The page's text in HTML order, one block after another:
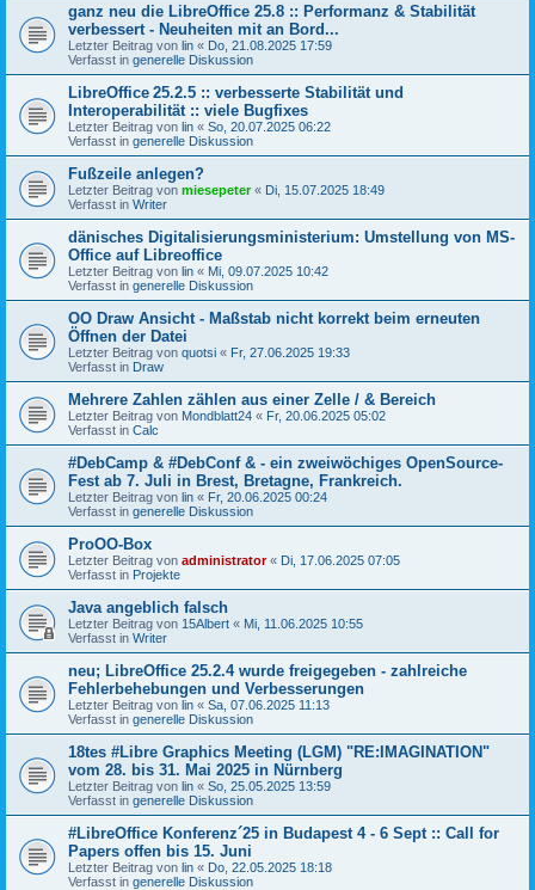
ganz neu die LibreOffice 25.8 :: Performanz & Stabilität
verbessert - Neuheiten mit an Bord...
Letzter Beitrag von lin « Do, 21.08.2025 17:59
Verfasst in generelle Diskussion
LibreOffice 25.2.5 :: verbesserte Stabilität und
Interoperabilität :: viele Bugfixes
Letzter Beitrag von lin « So, 20.07.2025 06:22
Verfasst in generelle Diskussion
Fußzeile anlegen?
Letzter Beitrag von miesepeter« Di, 15.07.2025 18:49
Verfasst in Writer
dänisches Digitalisierungsministerium: Umstellung von MS-
Office auf Libreoffice
Letzter Beitrag von lin « Mi, 09.07.2025 10:42
Verfasst in generelle Diskussion
OO Draw Ansicht - Maßstab nicht korrekt beim erneuten
Öffnen der Datei
Letzter Beitrag von quotsi « Fr, 27.06.2025 19:33
Verfasst in Draw
Mehrere Zahlen zählen aus einer Zelle / & Bereich
Letzter Beitrag von Mondblatt24 « Fr, 20.06.2025 05:02
Verfasst in Calc
#DebCamp & #DebConf & - ein zweiwöchiges OpenSource-
Fest ab 7. Juli in Brest, Bretagne, Frankreich.
Letzter Beitrag von lin « Fr, 20.06.2025 00:24
Verfasst in generelle Diskussion
ProOO-Box
Letzter Beitrag von administrator« Di, 17.06.2025 07:05
Verfasst in Projekte
Java angeblich falsch
Letzter Beitrag von 15Albert « Mi, 11.06.2025 10:55
Verfasst in Writer
neu; LibreOffice 25.2.4 wurde freigegeben - zahlreiche
Fehlerbehebungen und Verbesserungen
Letzter Beitrag von lin « Sa, 07.06.2025 11:13
Verfasst in generelle Diskussion
18tes #Libre Graphics Meeting (LGM) "RE:IMAGINATION"
vom 28. bis 31. Mai 2025 in Nürnberg
Letzter Beitrag von lin « So, 25.05.2025 13:59
Verfasst in generelle Diskussion
#LibreOffice Konferenz´25 in Budapest 4 - 6 Sept :: Call for
Papers offen bis 15. Juni
Letzter Beitrag von lin « Do, 22.05.2025 18:18
Verfasst in generelle Diskussion